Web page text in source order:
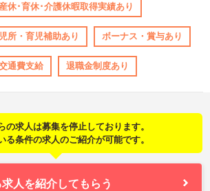
休･育休･介護休暇取得実績あり
所・育児補助あり ボーナス・賞与あり
通費支給 退職金制度あり
の求人は募集を停止しております。
る条件の求人のご紹介が可能です。
人を紹介してもらう